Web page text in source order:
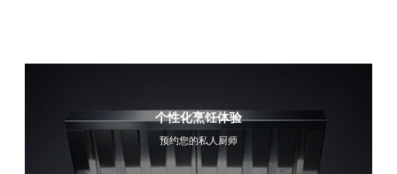
个性化烹饪体验
预约您的私人厨师